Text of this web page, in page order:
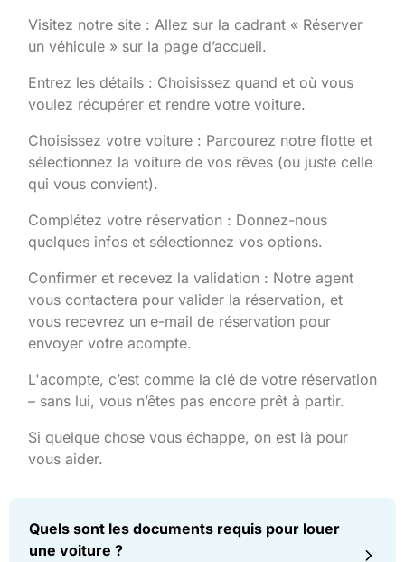
Visitez notre site : Allez sur la cadrant « Réserver
un véhicule » sur la page d’accueil.
Entrez les détails : Choisissez quand et où vous
voulez récupérer et rendre votre voiture.
Choisissez votre voiture : Parcourez notre flotte et
sélectionnez la voiture de vos rêves (ou juste celle
qui vous convient).
Complétez votre réservation : Donnez-nous
quelques infos et sélectionnez vos options.
Confirmer et recevez la validation : Notre agent
vous contactera pour valider la réservation, et
vous recevrez un e-mail de réservation pour
envoyer votre acompte.
L'acompte, c’est comme la clé de votre réservation
– sans lui, vous n’êtes pas encore prêt à partir.
Si quelque chose vous échappe, on est là pour
vous aider.
Quels sont les documents requis pour louer
une voiture ?